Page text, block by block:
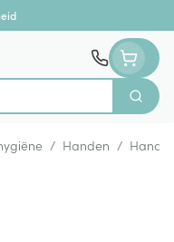
Zoek
/ Handen /